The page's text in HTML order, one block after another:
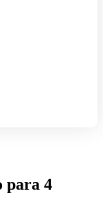
para 4